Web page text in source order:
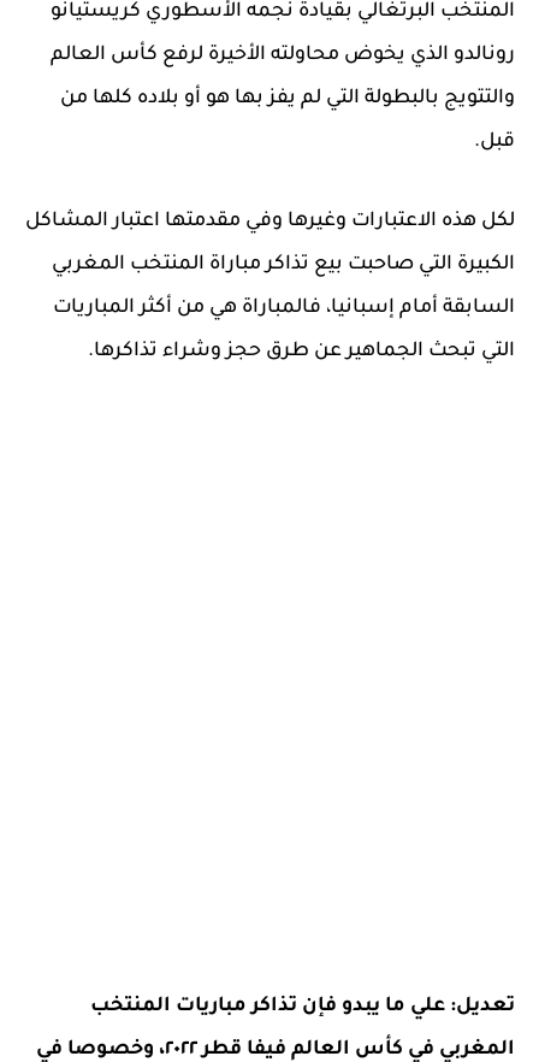
المنتخب البرتغالي بقيادة نجمه الأسطوري كريستيانو
رونالدو الذي يخوض محاولته الأخيرة لرفع كأس العالم
والتتويج بالبطولة التي لم يفز بها هو أو بلاده كلها من
قبل.
لكل هذه الاعتبارات وغيرها وفي مقدمتها اعتبار المشاكل
الكبيرة التي صاحبت بيع تذاكر مباراة المنتخب المغربي
السابقة أمام إسبانيا، فالمباراة هي من أكثر المباريات
التي تبحث الجماهير عن طرق حجز وشراء تذاكرها.
تعديل: علي ما يبدو فإن تذاكر مباريات المنتخب
المغربي في كأس العالم فيفا قطر ٢٠٢٢، وخصوصا في